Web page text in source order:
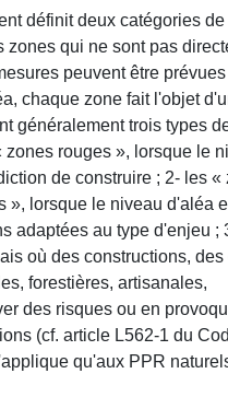
définit deux catégories
zones qui ne sont pas
peuvent être
chaque zone fait l'objet
généralement trois types
rouges », lorsque le
de construire ; 2- les «
», lorsque le niveau d'aléa
adaptées au type d'enjeu ;
où des constructions, des
forestières, artisanales,
des risques ou en
(cf. article L562-1 du
qu'aux PPR